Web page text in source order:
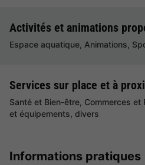
Activités et animations
Espace aquatique, Animations,
Services sur place et à
Santé et Bien-être, Commerces et
et équipements, divers
Informations pratiques